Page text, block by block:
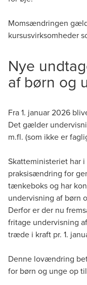
Momsændringen
kursusvirksomheder
Nye
af børn og
Fra 1. januar 2026
Det gælder
m.fl. (som ikke er
Skatteministeriet har
praksisændring for
tænkeboks og har
undervisning af børn
Derfor er der nu
fritage undervisning
træde i kraft pr. 1.
Denne lovændring
for børn og unge op